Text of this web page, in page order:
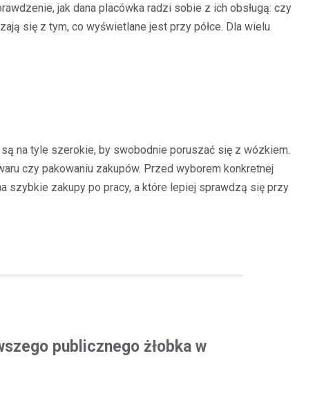
jak dana placówka radzi sobie z ich obsługą: czy
się z tym, co wyświetlane jest przy półce. Dla wielu
na tyle szerokie, by swobodnie poruszać się z wózkiem.
czy pakowaniu zakupów. Przed wyborem konkretnej
szybkie zakupy po pracy, a które lepiej sprawdzą się przy
publicznego żłobka w